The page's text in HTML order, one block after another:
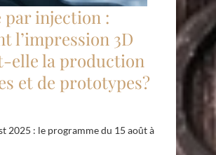
par injection :
l’impression 3D
elle la production
et de prototypes?